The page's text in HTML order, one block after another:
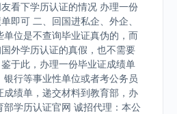
看下学历认证的情况 办理一份
即可 二、回国进私企、外企、
单位是不查询毕业证真伪的，而
外学历认证的真假，也不需要
于此，办理一份毕业证成绩单
银行等事业性单位或者考公务员
成绩单，递交材料到教育部，办
学历认证官网 诚招代理：本公